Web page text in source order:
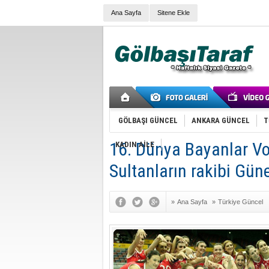
Ana Sayfa Sitene Ekle
GÖLBAŞI GÜNCEL ANKARA GÜNCEL
KADIN AİLE
16. Dünya Bayanlar
Sultanların rakibi
» Ana Sayfa » Türkiye Güncel